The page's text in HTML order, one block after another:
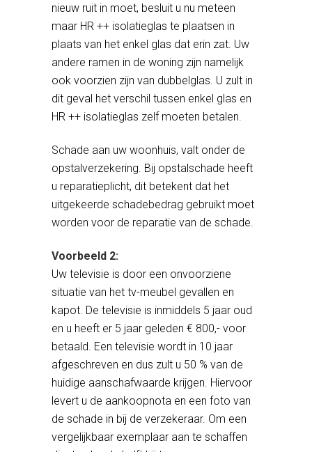
nieuw ruit in moet, besluit u nu meteen
maar HR ++ isolatieglas te plaatsen in
plaats van het enkel glas dat erin zat. Uw
andere ramen in de woning zijn namelijk
ook voorzien zijn van dubbelglas. U zult in
dit geval het verschil tussen enkel glas en
HR ++ isolatieglas zelf moeten betalen.
Schade aan uw woonhuis, valt onder de
opstalverzekering. Bij opstalschade heeft
u reparatieplicht, dit betekent dat het
uitgekeerde schadebedrag gebruikt moet
worden voor de reparatie van de schade.
Voorbeeld 2:
Uw televisie is door een onvoorziene
situatie van het tv-meubel gevallen en
kapot. De televisie is inmiddels 5 jaar oud
en u heeft er 5 jaar geleden € 800,- voor
betaald. Een televisie wordt in 10 jaar
afgeschreven en dus zult u 50 % van de
huidige aanschafwaarde krijgen. Hiervoor
levert u de aankoopnota en een foto van
de schade in bij de verzekeraar. Om een
vergelijkbaar exemplaar aan te schaffen